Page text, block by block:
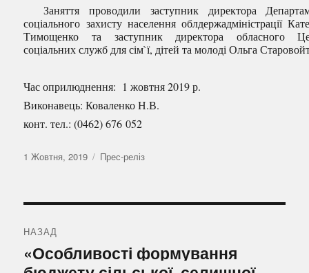
Заняття проводили заступник директора
соціального захисту населення облдержадміністрації
Тимощенко та заступник директора обласного
соціальних служб для сім`ї, дітей та молоді Ольга
Час оприлюднення: 1 жовтня 2019 р.
Виконавець: Коваленко Н.В.
конт. тел.: (0462) 676 052
Оприлюднено
1 Жовтня, 2019 Категорії
Прес-реліз
записів
НАЗАД
Попередній
запис:
«Особливості формування